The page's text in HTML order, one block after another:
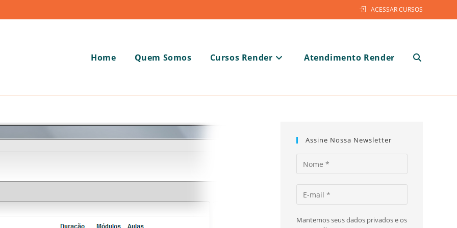
ACESSAR CURSOS
Home Quem Somos Cursos Render Atendimento Render Alternar
Assine Nossa Newsletter
Mantemos seus dados privados e os